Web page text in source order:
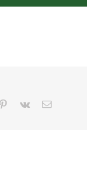
Pinterest
Vk Email